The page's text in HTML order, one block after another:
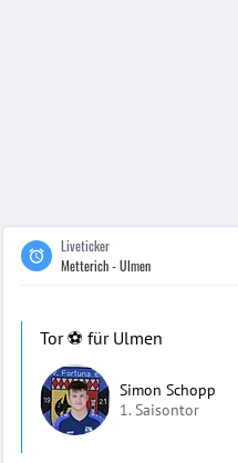
Liveticker
Metterich - Ulmen
Tor ⚽️ für Ulmen
Simon Schopp
1. Saisontor